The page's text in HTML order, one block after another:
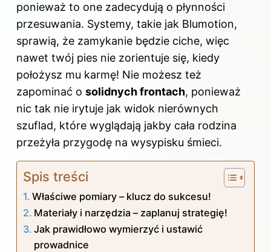
ponieważ to one zadecydują o płynności
przesuwania. Systemy, takie jak Blumotion,
sprawią, że zamykanie będzie ciche, więc
nawet twój pies nie zorientuje się, kiedy
położysz mu karmę! Nie możesz też
zapominać o solidnych frontach, ponieważ
nic tak nie irytuje jak widok nierównych
szuflad, które wyglądają jakby cała rodzina
przeżyła przygodę na wysypisku śmieci.
Spis treści
Właściwe pomiary – klucz do sukcesu!
Materiały i narzędzia – zaplanuj strategię!
Jak prawidłowo wymierzyć i ustawić
prowadnice